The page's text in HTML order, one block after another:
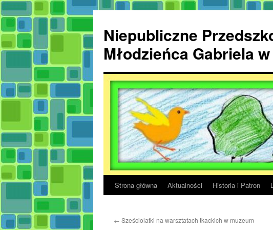
treści
Niepubliczne
Młodzieńca Gabriela
Strona główna Aktualności Historia i Patron
← Sześciolatki na warsztatach tkackich w muzeum